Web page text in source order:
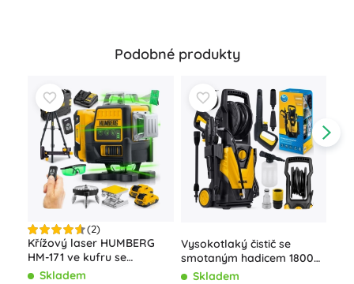
Podobné produkty
(2)
Křížový laser HUMBERG
HM-171 ve kufru se
stativem, 4D 16 linií, zelený
Skladem
Vysokotlaký čistič se
smotaným hadicem 1800
W Humberg HM-300, 230
Skladem